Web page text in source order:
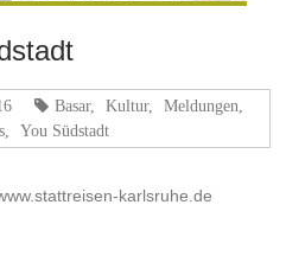
Basar, Kultur, Meldungen
You Südstadt
karlsruhe.de